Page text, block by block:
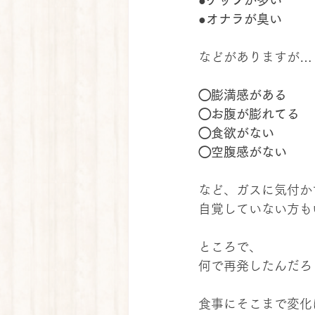
●オナラが臭い
などがありますが…
◯膨満感がある
◯お腹が膨れてる
◯食欲がない
◯空腹感がない
など、ガスに気付か
自覚していない方も
ところで、
何で再発したんだろ
食事にそこまで変